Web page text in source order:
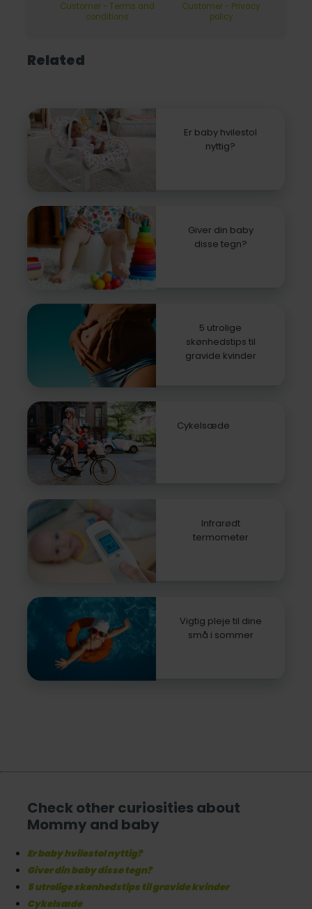
Customer - Terms and
conditions
Customer - Privacy
policy
Related
Er baby hvilestol
nyttig?
Giver din baby
disse tegn?
5 utrolige
skønhedstips til
gravide kvinder
Cykelsæde
Infrarødt
termometer
Vigtig pleje til dine
små i sommer
Check other curiosities about
Mommy and baby
Er baby hvilestol nyttig?
Giver din baby disse tegn?
5 utrolige skønhedstips til gravide kvinder
Cykelsæde